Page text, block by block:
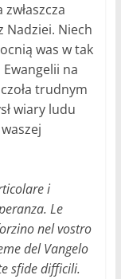
Nadziei. Niech
was w tak
na
trudnym
wiary ludu
i
Le
nel vostro
del Vangelo
sfide difficili.